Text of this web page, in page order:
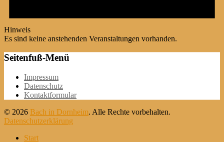
Hinweis
Es sind keine anstehenden Veranstaltungen vorhanden.
Seitenfuß-Menü
Weiter
zum
Inhalt
Impressum
Datenschutz
Kontaktformular
© 2026 Bach in Dornheim. Alle Rechte vorbehalten.
Datenschutzerklärung
oben
Start